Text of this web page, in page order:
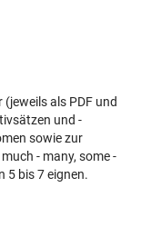
als PDF und
und -
sowie zur
- many, some -
5 bis 7 eignen.